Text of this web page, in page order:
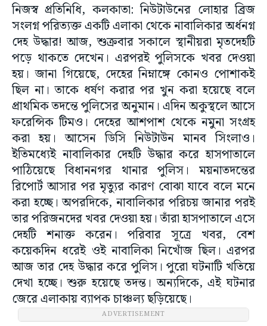
নিজস্ব প্রতিনিধি, কলকাতা: নিউটাউনের লোহার ব্রিজ
সংলগ্ন পরিত্যক্ত একটি এলাকা থেকে নাবালিকার অর্ধনগ্ন
দেহ উদ্ধার! আজ, শুক্রবার সকালে স্থানীয়রা মৃতদেহটি
পড়ে থাকতে দেখেন। এরপরই পুলিসকে খবর দেওয়া
হয়। জানা গিয়েছে, দেহের নিম্নাঙ্গে কোনও পোশাকই
ছিল না। তাকে ধর্ষণ করার পর খুন করা হয়েছে বলে
প্রাথমিক তদন্তে পুলিসের অনুমান। এদিন অকুস্থলে আসে
ফরেন্সিক টিমও। দেহের আশপাশ থেকে নমুনা সংগ্রহ
করা হয়। আসেন ডিসি নিউটাউন মানব সিংলাও।
ইতিমধ্যেই নাবালিকার দেহটি উদ্ধার করে হাসপাতালে
পাঠিয়েছে বিধাননগর থানার পুলিস। ময়নাতদন্তের
রিপোর্ট আসার পর মৃত্যুর কারণ বোঝা যাবে বলে মনে
করা হচ্ছে। অপরদিকে, নাবালিকার পরিচয় জানার পরই
তার পরিজনদের খবর দেওয়া হয়। তাঁরা হাসপাতালে এসে
দেহটি শনাক্ত করেন। পরিবার সূত্রে খবর, বেশ
কয়েকদিন ধরেই ওই নাবালিকা নিখোঁজ ছিল। এরপর
আজ তার দেহ উদ্ধার করে পুলিস। পুরো ঘটনাটি খতিয়ে
দেখা হচ্ছে। শুরু হয়েছে তদন্ত। অন্যদিকে, এই ঘটনার
জেরে এলাকায় ব্যাপক চাঞ্চল্য ছড়িয়েছে।
ADVERTISEMENT